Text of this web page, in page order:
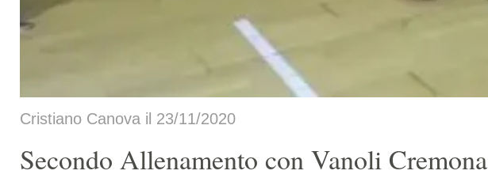
Cristiano Canova il 23/11/2020
Secondo Allenamento con Vanoli Cremona